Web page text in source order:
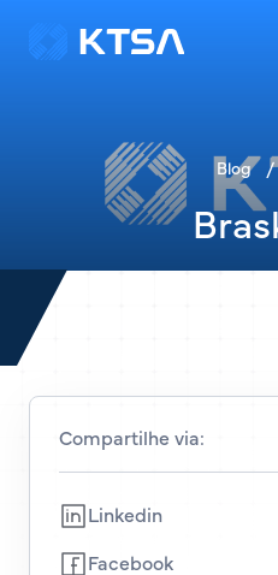
Blog /
Compartilhe via:
Linkedin
Facebook